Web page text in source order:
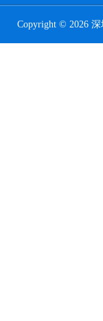
Copyright © 2026